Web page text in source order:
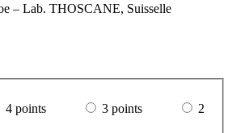
– Lab. THOSCANE, Suisselle
4 points 3 points 2